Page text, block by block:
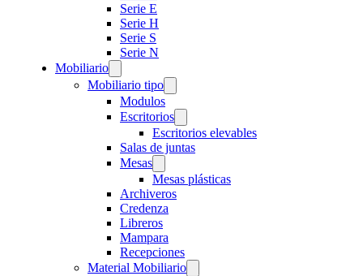
Serie E
Serie H
Serie S
Serie N
Mobiliario
Mobiliario tipo
Modulos
Escritorios
Escritorios elevables
Salas de juntas
Mesas
Mesas plásticas
Archiveros
Credenza
Libreros
Mampara
Recepciones
Material Mobiliario